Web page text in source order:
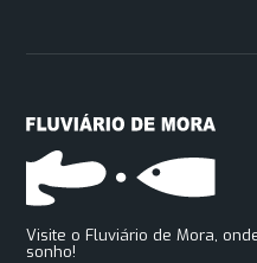
Visite o Fluviário de Mora,
sonho!